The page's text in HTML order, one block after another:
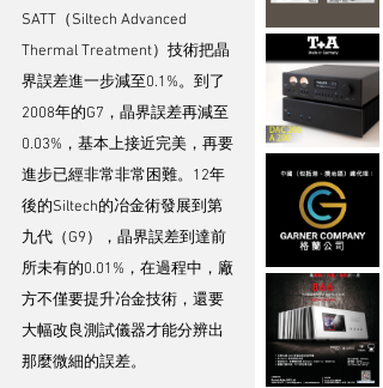
SATT（Siltech Advanced
Thermal Treatment）技術把晶
界誤差進一步減至0.1%。到了
2008年的G7，晶界誤差再減至
0.03%，基本上接近完美，再要
進步已經非常非常困難。12年
後的Siltech的冶金術發展到第
九代（G9），晶界誤差到達前
所未有的0.01%，在過程中，廠
方不僅要提升冶金技術，還要
大幅改良測試儀器才能分辨出
那麼微細的誤差。